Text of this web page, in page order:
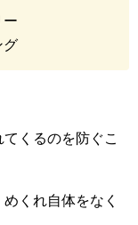
ー
グ
くるのを防ぐこ
くれ自体をなく